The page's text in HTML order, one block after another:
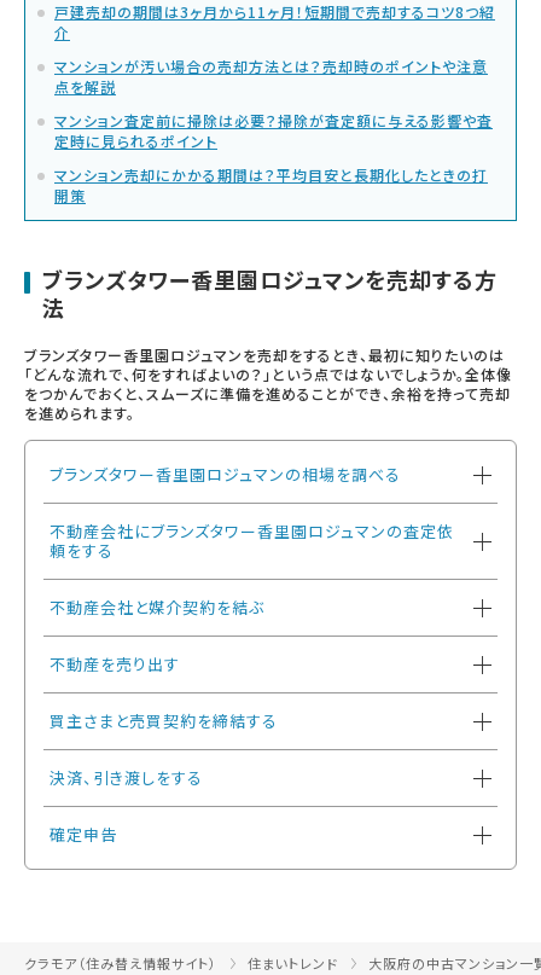
戸建売却の期間は3ヶ月から11ヶ月！短期間で売却するコツ8つ紹
介
マンションが汚い場合の売却方法とは？売却時のポイントや注意
点を解説
マンション査定前に掃除は必要？掃除が査定額に与える影響や査
定時に見られるポイント
マンション売却にかかる期間は？平均目安と長期化したときの打
開策
ブランズタワー香里園ロジュマンを売却する方
法
ブランズタワー香里園ロジュマンを売却をするとき、最初に知りたいのは
「どんな流れで、何をすればよいの？」という点ではないでしょうか。全体像
をつかんでおくと、スムーズに準備を進めることができ、余裕を持って売却
を進められます。
ブランズタワー香里園ロジュマンの相場を調べる
不動産会社にブランズタワー香里園ロジュマンの査定依
頼をする
不動産会社と媒介契約を結ぶ
不動産を売り出す
買主さまと売買契約を締結する
決済、引き渡しをする
確定申告
クラモア（住み替え情報サイト） 住まいトレンド
大阪府の中古マンション一